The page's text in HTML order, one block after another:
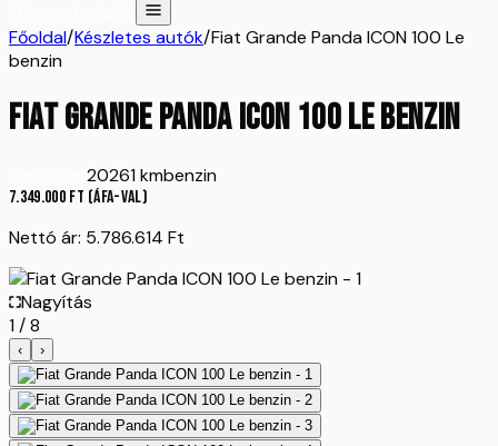
Főoldal/Készletes autók/Fiat Grande Panda ICON 100 Le
benzin
Fiat Grande Panda ICON 100 Le benzin
20261 kmbenzin
7.349.000Ft (ÁFA-val)
Nettó ár: 5.786.614 Ft
Nagyítás
1/8
‹ ›